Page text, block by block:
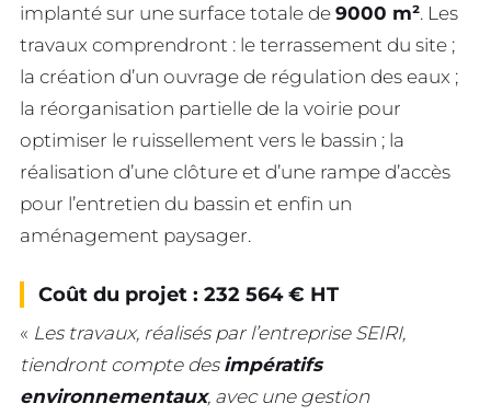
implanté sur une surface totale de 9000 m². Les
travaux comprendront : le terrassement du site ;
la création d’un ouvrage de régulation des eaux ;
la réorganisation partielle de la voirie pour
optimiser le ruissellement vers le bassin ; la
réalisation d’une clôture et d’une rampe d’accès
pour l’entretien du bassin et enfin un
aménagement paysager.
Coût du projet : 232 564 € HT
« Les travaux, réalisés par l’entreprise SEIRI,
tiendront compte des impératifs
environnementaux, avec une gestion